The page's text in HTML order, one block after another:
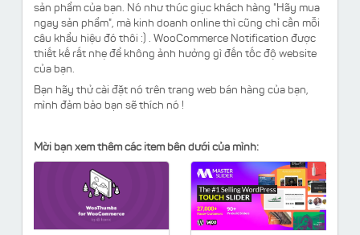
sản phẩm của bạn. Nó như thúc giục khách hàng "Hãy mua
ngay sản phẩm", mà kinh doanh online thì cũng chỉ cần mỗi
câu khẩu hiệu đó thôi :) . WooCommerce Notification được
thiết kế rất nhẹ để không ảnh hưởng gì đến tốc độ website
của bạn.
Bạn hãy thử cài đặt nó trên trang web bán hàng của bạn,
mình đảm bảo bạn sẽ thích nó !
Mời bạn xem thêm các item bên dưới của mình: